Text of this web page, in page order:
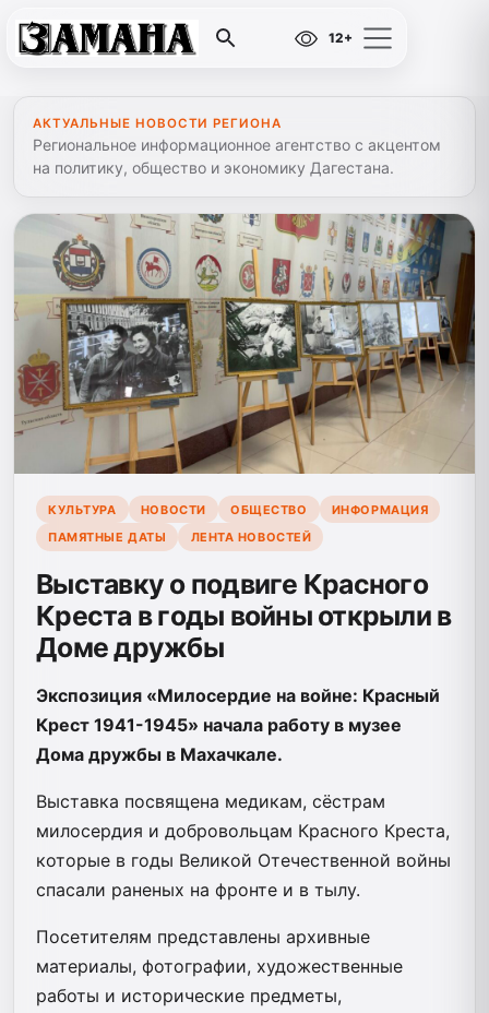
12+
АКТУАЛЬНЫЕ НОВОСТИ РЕГИОНА
Региональное информационное агентство с акцентом
на политику, общество и экономику Дагестана.
КУЛЬТУРА НОВОСТИ ОБЩЕСТВО
ИНФОРМАЦИЯ
ПАМЯТНЫЕ ДАТЫ
ЛЕНТА НОВОСТЕЙ
Выставку о подвиге Красного
Креста в годы войны открыли в
Доме дружбы
Экспозиция «Милосердие на войне: Красный
Крест 1941-1945» начала работу в музее
Дома дружбы в Махачкале.
Выставка посвящена медикам, сёстрам
милосердия и добровольцам Красного Креста,
которые в годы Великой Отечественной войны
спасали раненых на фронте и в тылу.
Посетителям представлены архивные
материалы, фотографии, художественные
работы и исторические предметы,